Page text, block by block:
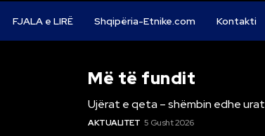
FJALA e LIRË Shqipëria-Etnike.com Kontakti
Më të fundit
Ujërat e qeta – shëmbin edhe urat
AKTUALITET 5 Gusht 2026